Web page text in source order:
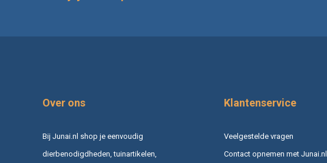
Over ons
Bij Junai.nl shop je eenvoudig
dierbenodigdheden, tuinartikelen,
Klantenservice
Veelgestelde vragen
Contact opnemen met Junai.nl